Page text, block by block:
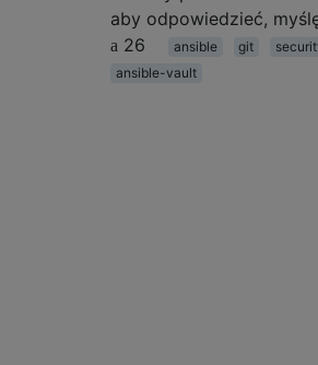
aby odpowiedzieć,
26
ansible git
ansible-vault